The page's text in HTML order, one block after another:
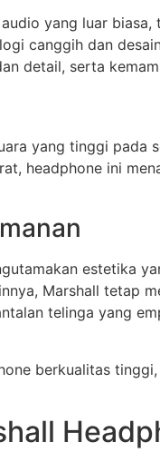
yang luar
canggih dan
detail, serta
yang tinggi
headphone ini
estetika
Marshall tetap
telinga yang
berkualitas